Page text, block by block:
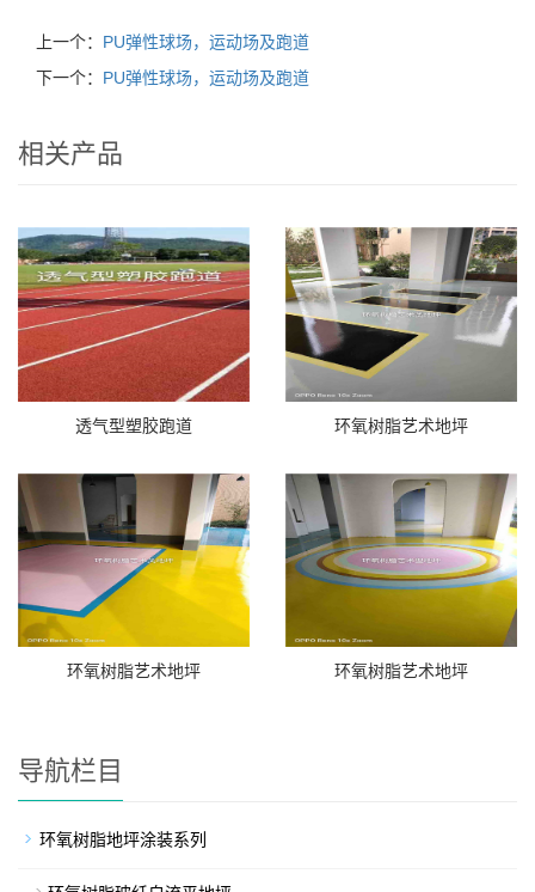
上一个： PU弹性球场，运动场及跑道
下一个： PU弹性球场，运动场及跑道
相关产品
透气型塑胶跑道 环氧树脂艺术地坪
环氧树脂艺术地坪 环氧树脂艺术地坪
导航栏目
环氧树脂地坪涂装系列